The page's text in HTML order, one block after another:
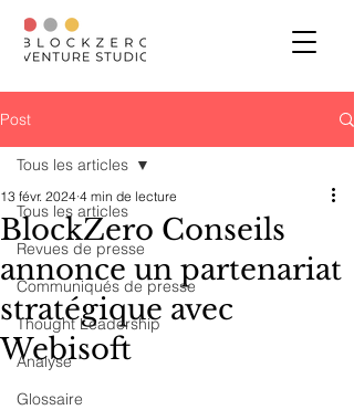
Post
Tous les articles
Revues de presse
Communiqués de presse
Thought Leadership
Analyse
Glossaire
Tous les articles
BlockZero Conseils
annonce un partenariat
stratégique avec
Webisoft
13 févr. 2024 4 min de lecture